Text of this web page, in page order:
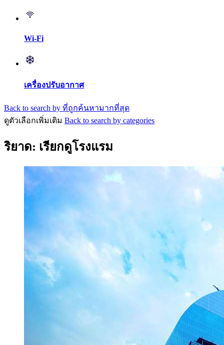
Wi-Fi
เครื่องปรับอากาศ
Back to search by ที่ถูกค้นหามากที่สุด
ดูตัวเลือกเพิ่มเติม Back to search by categories
ริยาด: เรียกดูโรงแรม